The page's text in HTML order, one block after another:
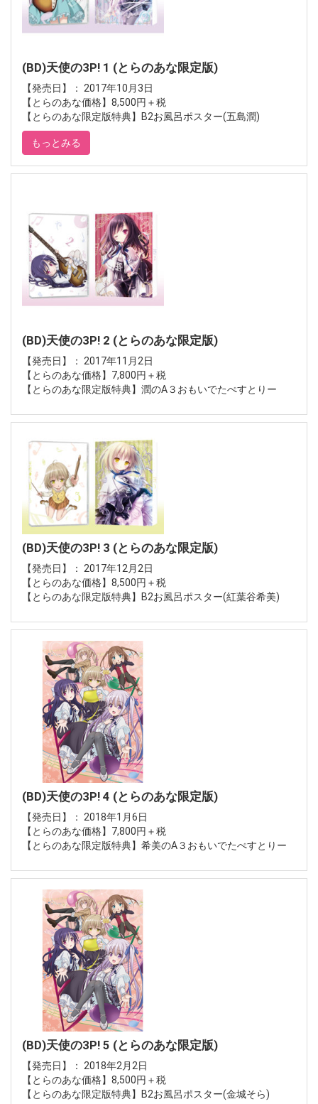
(BD)天使の3P! 1 (とらのあな限定版)
【発売日】： 2017年10月3日
【とらのあな価格】8,500円＋税
【とらのあな限定版特典】B2お風呂ポスター(五島潤)
もっとみる
(BD)天使の3P! 2 (とらのあな限定版)
【発売日】： 2017年11月2日
【とらのあな価格】7,800円＋税
【とらのあな限定版特典】潤のA３おもいでたぺすとりー
(BD)天使の3P! 3 (とらのあな限定版)
【発売日】： 2017年12月2日
【とらのあな価格】8,500円＋税
【とらのあな限定版特典】B2お風呂ポスター(紅葉谷希美)
(BD)天使の3P! 4 (とらのあな限定版)
【発売日】： 2018年1月6日
【とらのあな価格】7,800円＋税
【とらのあな限定版特典】希美のA３おもいでたぺすとりー
(BD)天使の3P! 5 (とらのあな限定版)
【発売日】： 2018年2月2日
【とらのあな価格】8,500円＋税
【とらのあな限定版特典】B2お風呂ポスター(金城そら)